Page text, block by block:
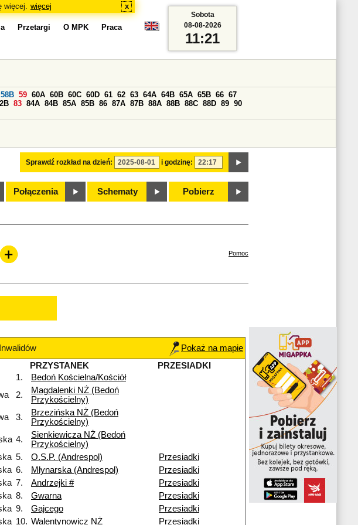
więcej. więcej x
Przetargi O MPK Praca
Sprawdź rozkład na dzień: i godzinę:
58B 59 60A 60B 60C 60D 61 62 63 64A 64B 65A 65B 66 67
83 84A 84B 85A 85B 86 87A 87B 88A 88B 88C 88D 89 90
Połączenia Schematy Pobierz
Sobota
08-08-2026
11:21
Pomoc
Pokaż na mapie
PRZYSTANEK
PRZESIADKI
1.
Bedoń Kościelna/Kościół
2.
Magdalenki NŻ (Bedoń
Przykościelny)
3.
Brzezińska NŻ (Bedoń
Przykościelny)
4.
Sienkiewicza NŻ (Bedoń
Przykościelny)
5. O.S.P. (Andrespol)
Przesiadki
6. Młynarska (Andrespol)
Przesiadki
7. Andrzejki #
Przesiadki
8. Gwarna
Przesiadki
9. Gajcego
Przesiadki
10. Walentynowicz NŻ Przesiadki